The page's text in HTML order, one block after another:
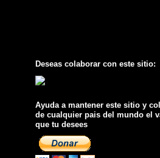
Deseas colaborar con este sitio:
Ayuda a mantener este sitio y
de cualquier pais del mundo el
que tu desees